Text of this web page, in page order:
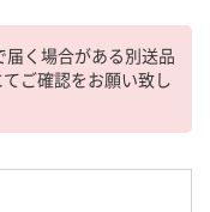
く場合がある別送品
ご確認をお願い致し